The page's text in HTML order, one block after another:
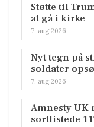
Støtte til
at gå i kirke
7. aug 2026
Nyt tegn på
soldater
7. aug 2026
Amnesty UK
sortlistede